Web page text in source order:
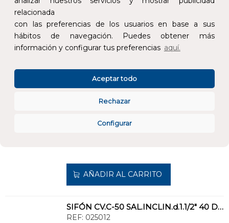
relacionada
con las preferencias de los usuarios en base a sus
hábitos de navegación. Puedes obtener más
información y configurar tus preferencias aquí.
Configurar
Rechazar
Aceptar todo
Añade al carrito y sigue el proceso de
compra para ver la disponibilidad y los
AÑADIR AL CARRITO
SIFÓN CV.C-50 SAL.INCLIN.d.1.1/2" 40 DBL.E.P/INSTALAR TUB.RSCD.T.ELECTDOM.
REF: 025012